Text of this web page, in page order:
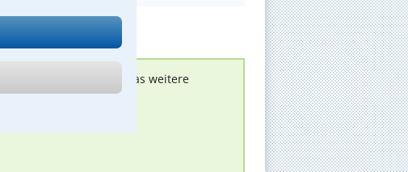
Ihnen melden, um das weitere